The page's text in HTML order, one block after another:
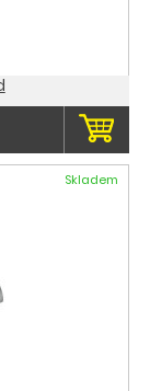
Skladem